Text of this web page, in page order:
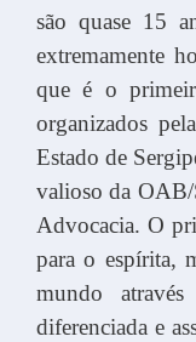
são quase 15
extremamente
que é o
organizados
Estado de
valioso da OAB/
Advocacia. O
para o espírita,
mundo
diferenciada e